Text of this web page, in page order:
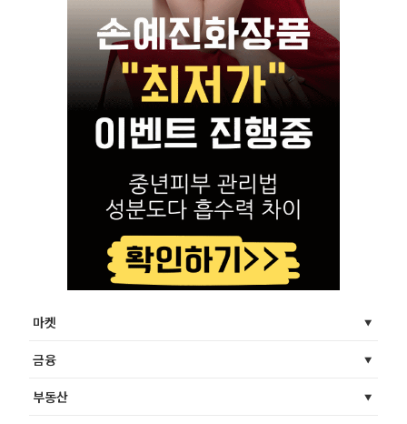
마켓
금융
부동산